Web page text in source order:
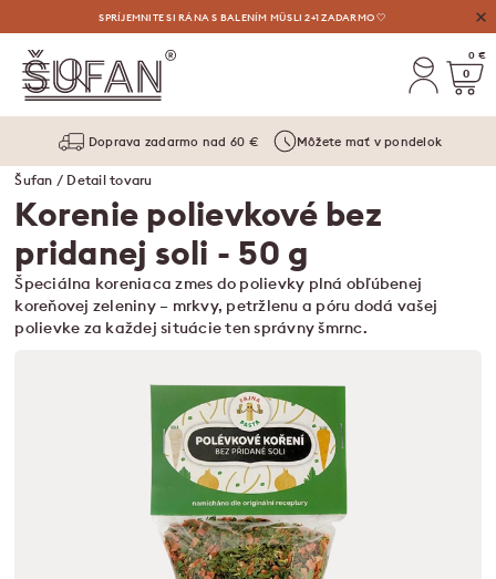
VÝHODNÉ AUGUSTOVÉ OSVIEŽENIE: LIMONÁDY, MASLÁ A VYLAĎENÉ SETY ⛱️
SPRÍJEMNITE SI RÁNA S BALENÍM MÜSLI 2+1 ZADARMO 🤍
0 €
0
Doprava zadarmo nad 60 € Môžete mať v pondelok
Šufan / Detail tovaru
Korenie polievkové bez
pridanej soli - 50 g
Špeciálna koreniaca zmes do polievky plná obľúbenej
koreňovej zeleniny – mrkvy, petržlenu a póru dodá vašej
polievke za každej situácie ten správny šmrnc.